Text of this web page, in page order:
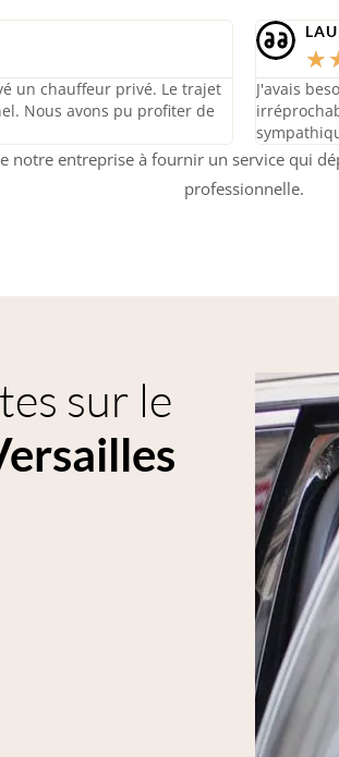
d'affaires. Le service était
et chauffeur
★
Pour une
était
notre
notre entreprise à fournir un service qui
professionnelle.
sur le